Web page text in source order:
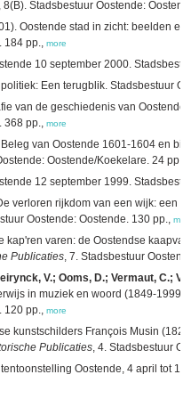
, 8(B). Stadsbestuur Oostende:
Oostende stad in zicht: beelden
184 pp., more
10 september 2000.
Een terugblik. Stadsbestuur
van de geschiedenis van Oostende.
368 pp., more
van Oostende 1601-1604 en bij
Oostende/Koekelare. 24 pp.,
12 september 1999.
verloren rijkdom van een wijk: een
Oostende: Oostende. 130 pp.,
kap'ren varen: de Oostendse
Publicaties, 7. Stadsbestuur
V.; Ooms, D.; Vermaut, C.;
in muziek en woord (1849-1999).
120 pp., more
kunstschilders François Musin
Publicaties, 4. Stadsbestuur
Oostende, 4 april tot